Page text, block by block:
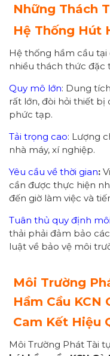
Những Thách
Hệ Thống Hút
Hệ thống hầm cầu tại
nhiều thách thức đặc
Quy mô lớn: Dung
rất lớn, đòi hỏi thiết
phức tạp.
Tải trọng cao: Lượng
nhà máy, xí nghiệp.
Yêu cầu về thời gian:
cần được thực hiện
đến giờ làm việc và
Tuân thủ quy định
thải phải đảm bảo
luật về bảo vệ môi
Môi Trường
Hầm Cầu KCN
Cam Kết Hiệu
Môi Trường Phát Tài